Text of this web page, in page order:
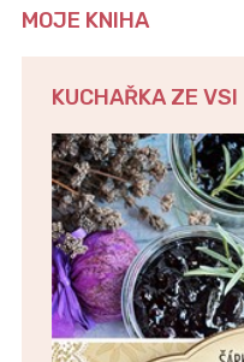
MOJE KNIHA
KUCHAŘKA ZE VSI